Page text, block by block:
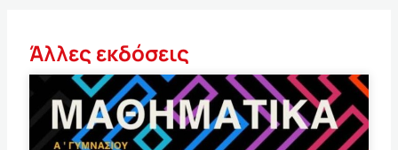
Άλλες εκδόσεις